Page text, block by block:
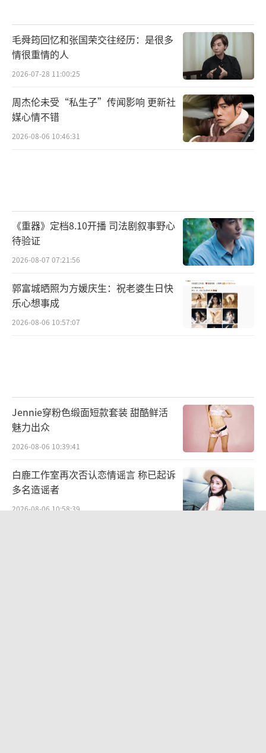
毛舜筠回忆和张国荣交往经历：是很多
情很重情的人
2026-07-28 11:00:25
周杰伦未受“私生子”传闻影响 更新社
媒心情不错
2026-08-06 10:46:31
《重器》定档8.10开播 司法剧叙事野心
待验证
2026-08-07 07:21:56
郭富城晒照为方媛庆生：祝老婆生日快
乐心想事成
2026-08-06 10:57:07
Jennie穿粉色缎面短款套装 甜酷鲜活
魅力出众
2026-08-06 10:39:41
白鹿工作室再次否认恋情谣言 称已起诉
多名造谣者
2026-08-06 10:58:39